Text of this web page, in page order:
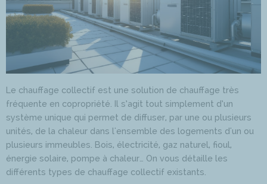
Le chauffage collectif est une solution de chauffage très
fréquente en copropriété. Il s’agit tout simplement d’un
système unique qui permet de diffuser, par une ou plusieurs
unités, de la chaleur dans l'ensemble des logements d'un ou
plusieurs immeubles. Bois, électricité, gaz naturel, fioul,
énergie solaire, pompe à chaleur… On vous détaille les
différents types de chauffage collectif existants.